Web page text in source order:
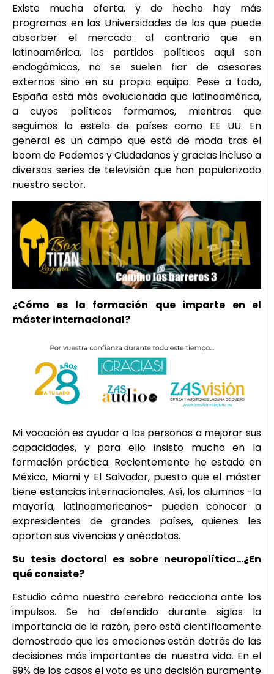
Existe mucha oferta, y de hecho hay más
programas en las Universidades de los que puede
absorber el mercado: al contrario que en
latinoamérica, los partidos políticos aquí son
endogámicos, no se suelen fiar de asesores
externos sino en su propio equipo. Pese a todo,
España está más evolucionada que latinoamérica,
a cuyos políticos formamos, mientras que
seguimos la estela de países como EE UU. En
general es un campo que está de moda tras el
boom de Podemos y Ciudadanos y gracias incluso a
diversas series de televisión que han popularizado
nuestro sector.
¿Cómo es la formación que imparte en el
máster internacional?
Mi vocación es ayudar a las personas a mejorar sus
capacidades, y para ello insisto mucho en la
formación práctica. Recientemente he estado en
México, Miami y El Salvador, puesto que el máster
tiene estancias internacionales. Así, los alumnos -la
mayoría, latinoamericanos- pueden conocer a
expresidentes de grandes países, quienes les
aportan sus vivencias y anécdotas.
Su tesis doctoral es sobre neuropolítica…¿En
qué consiste?
Estudio cómo nuestro cerebro reacciona ante los
impulsos. Se ha defendido durante siglos la
importancia de la razón, pero está científicamente
demostrado que las emociones están detrás de las
decisiones más importantes de nuestra vida. En el
99% de los casos el voto es una decisión puramente